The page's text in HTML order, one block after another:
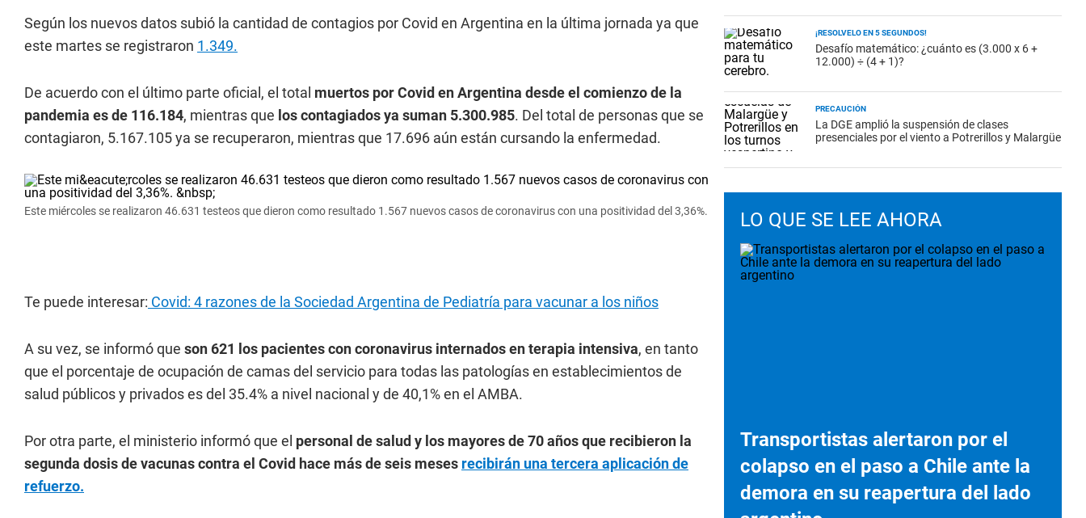
Según los nuevos datos subió la cantidad de contagios por Covid en Argentina en la última jornada ya que
este martes se registraron 1.349.
De acuerdo con el último parte oficial, el total muertos por Covid en Argentina desde el comienzo de la
pandemia es de 116.184, mientras que los contagiados ya suman 5.300.985. Del total de personas que se
contagiaron, 5.167.105 ya se recuperaron, mientras que 17.696 aún están cursando la enfermedad.
Este miércoles se realizaron 46.631 testeos que dieron como resultado 1.567 nuevos casos de coronavirus con una positividad del 3,36%.
Te puede interesar: Covid: 4 razones de la Sociedad Argentina de Pediatría para vacunar a los niños
A su vez, se informó que son 621 los pacientes con coronavirus internados en terapia intensiva, en tanto
que el porcentaje de ocupación de camas del servicio para todas las patologías en establecimientos de
salud públicos y privados es del 35.4% a nivel nacional y de 40,1% en el AMBA.
Por otra parte, el ministerio informó que el personal de salud y los mayores de 70 años que recibieron la
segunda dosis de vacunas contra el Covid hace más de seis meses recibirán una tercera aplicación de
refuerzo.
¡RESOLVELO EN 5 SEGUNDOS!
Desafío matemático: ¿cuánto es (3.000 x 6 +
12.000) ÷ (4 + 1)?
PRECAUCIÓN
La DGE amplió la suspensión de clases
presenciales por el viento a Potrerillos y Malargüe
LO QUE SE LEE AHORA
Transportistas alertaron por el
colapso en el paso a Chile ante la
demora en su reapertura del lado